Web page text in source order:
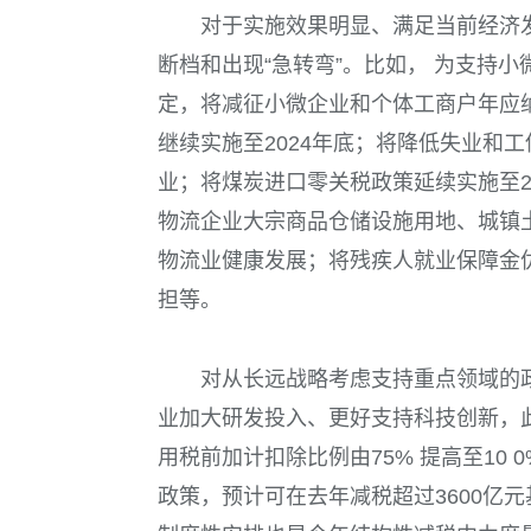
对于实施效果明显、满足当前经
断档和出现“急转弯”。比如， 为支持
定，将减征小微企业和个体工商户年应
继续实施至2024年底；将降低失业和
业；将煤炭进口零关税政策延续实施至
物流企业大宗商品仓储设施用地、城
物流业健康发展；将残疾人就业保障金
担等。
对从长远战略考虑支持重点领域
业加大研发投入、更好支持科技创新
用税前加计扣除比例由75% 提高至10
政策，预计可在去年减税超过3600亿元